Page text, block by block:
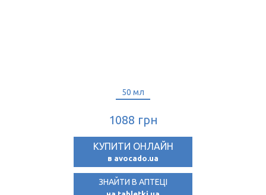
50 мл
1088 грн
КУПИТИ ОНЛАЙН
в avocado.ua
ЗНАЙТИ В АПТЕЦІ
50 мл
1088 грн
КУПИТИ ОНЛАЙН
в avocado.ua